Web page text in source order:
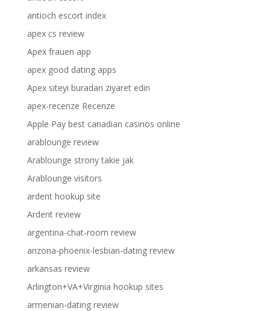
antioch escort index
apex cs review
Apex frauen app
apex good dating apps
Apex siteyi buradan ziyaret edin
apex-recenze Recenze
Apple Pay best canadian casinos online
arablounge review
Arablounge strony takie jak
Arablounge visitors
ardent hookup site
Ardent review
argentina-chat-room review
arizona-phoenix-lesbian-dating review
arkansas review
Arlington+VA+Virginia hookup sites
armenian-dating review